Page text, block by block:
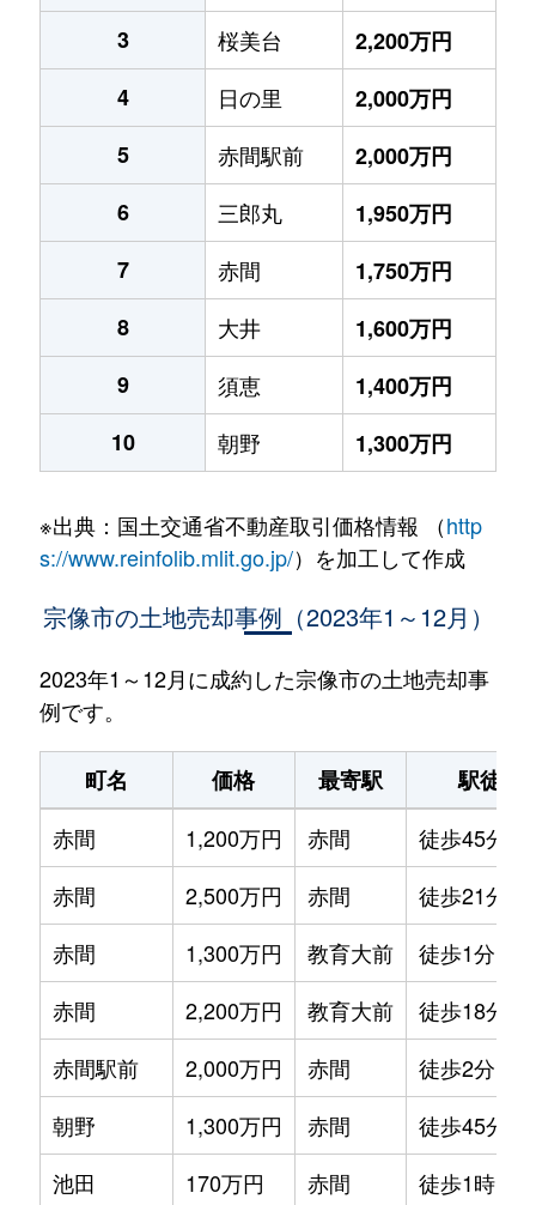
3
桜美台
2,200万円
4
日の里
2,000万円
5
赤間駅前
2,000万円
6
三郎丸
1,950万円
7
赤間
1,750万円
8
大井
1,600万円
9
須恵
1,400万円
10
朝野 1,300万円
※出典：国土交通省不動産取引価格情報 （http
s://www.reinfolib.mlit.go.jp/）を加工して作成
宗像市の土地売却事例（2023年1～12月）
2023年1～12月に成約した宗像市の土地売却事
例です。
町名 価格 最寄駅
駅徒歩
赤間
1,200万円 赤間
徒歩45分
赤間
2,500万円 赤間
徒歩21分
赤間
1,300万円 教育大前
徒歩1分
赤間
2,200万円 教育大前
徒歩18分
赤間駅前
2,000万円 赤間
徒歩2分
朝野
1,300万円 赤間
徒歩45分
池田
170万円 赤間
徒歩1時間